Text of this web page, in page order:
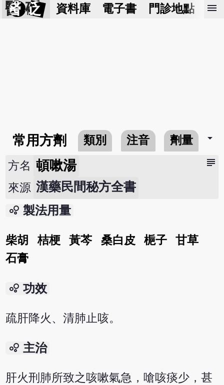
醫 砭 資料庫 電子書 門診地點 預
menu
常用方劑 類別 注音 劑量 arrow_drop_down
subject
方名 頓嗽湯
來源 漢藥民間秘方全書
bubble_chart 製法用量
柴胡 桔梗 黃芩 桑白皮 梔子
甘草
石膏
bubble_chart 功效
疏肝降火、清肺止咳。
bubble_chart 主治
肝火刑肺所致之咳嗽氣急，嗆咳痰少，甚